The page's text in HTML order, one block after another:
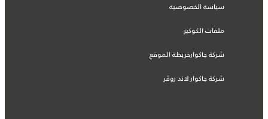
سياسة الخصوصية
ملفات الكوكيز
شركة جاكوارخريطة الموقع
شركة جاكوار لاند روڤر